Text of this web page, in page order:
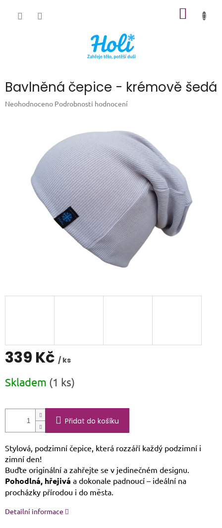
Bavlněná čepice - krémově šedá
Průměrné
hvězdiček.
Neohodnoceno Podrobnosti hodnocení
339 Kč / ks
cena:
Skladem (1 ks)
Přidat do košíku
Stylová, podzimní čepice, která rozzáří každý podzimní i
zimní den!
Buďte originální a zahřejte se v jedinečném designu.
Pohodlná, hřejivá a dokonale padnoucí – ideální na
procházky přírodou i do města.
Detailní informace